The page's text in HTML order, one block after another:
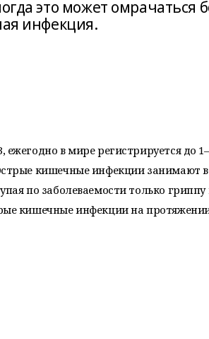
это может омрачаться
инфекция.
в мире регистрируется до
кишечные инфекции занимают
по заболеваемости только
кишечные инфекции на